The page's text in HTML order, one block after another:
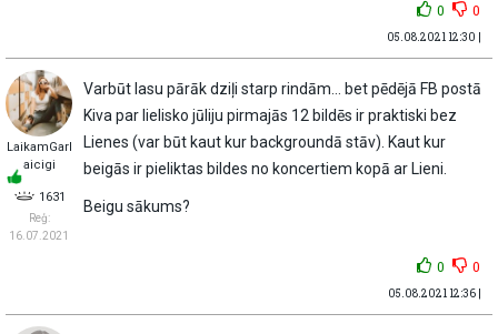
0 0
05.08.2021 12:30 |
LaikamGarl
aicigi
1631
Reģ:
16.07.2021
Varbūt lasu pārāk dziļi starp rindām… bet pēdējā FB postā
Kiva par lielisko jūliju pirmajās 12 bildēs ir praktiski bez
Lienes (var būt kaut kur backgroundā stāv). Kaut kur
beigās ir pieliktas bildes no koncertiem kopā ar Lieni.
Beigu sākums?
0 0
05.08.2021 12:36 |